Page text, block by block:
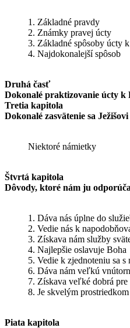
1. Základné pravdy
2. Známky pravej úcty
3. Základné spôsoby úcty
4. Najdokonalejší spôsob
Druhá časť
Dokonalé praktizovanie úcty k
Tretia kapitola
Dokonalé zasvätenie sa
Niektoré námietky
Štvrtá kapitola
Dôvody, ktoré nám ju
1. Dáva nás úplne do
2. Vedie nás k
3. Získava nám služby
4. Najlepšie oslavuje Boha
5. Vedie k zjednoteniu sa s
6. Dáva nám veľkú
7. Získava veľké dobrá pre
8. Je skvelým
Piata kapitola